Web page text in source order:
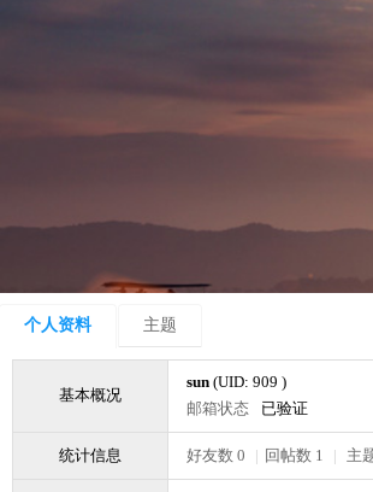
个人资料 主题
基本概况
sun (UID: 909 )
邮箱状态
已验证
统计信息 好友数 0 | 回帖数 1 | 主